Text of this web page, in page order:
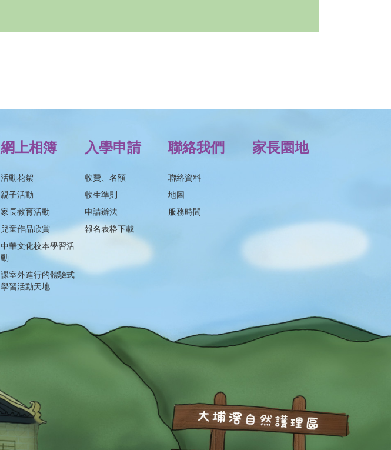
網上相簿
活動花絮
親子活動
家長教育活動
兒童作品欣賞
中華文化校本學習活
動
課室外進行的體驗式
學習活動天地
入學申請
收費、名額
收生準則
申請辦法
報名表格下載
聯絡我們
聯絡資料
地圖
服務時間
家長園地